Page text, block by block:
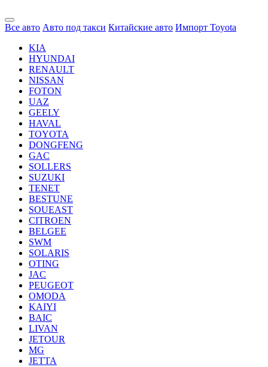
Все авто Авто под такси Китайские авто Импорт Toyota
KIA
HYUNDAI
RENAULT
NISSAN
FOTON
UAZ
GEELY
HAVAL
TOYOTA
DONGFENG
GAC
SOLLERS
SUZUKI
TENET
BESTUNE
SOUEAST
CITROEN
BELGEE
SWM
SOLARIS
OTING
JAC
PEUGEOT
OMODA
KAIYI
BAIC
LIVAN
JETOUR
MG
JETTA